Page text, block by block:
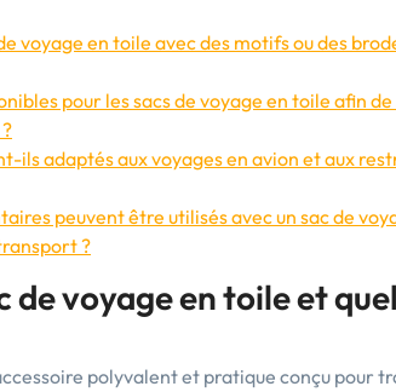
voyage en toile avec des motifs ou des
pour les sacs de voyage en toile afin de
ils adaptés aux voyages en avion et aux
peuvent être utilisés avec un sac de
?
de voyage en toile et
polyvalent et pratique conçu pour